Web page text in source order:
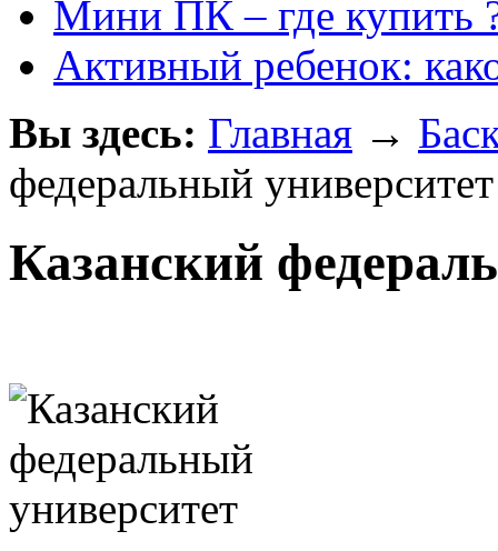
Мини ПК – где купить
Активный ребенок:
Вы здесь: Главная →
федеральный университет
Казанский